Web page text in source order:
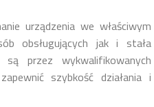
urządzenia we właściwym
obsługujących jak i stała
przez wykwalifikowanych
szybkość działania i